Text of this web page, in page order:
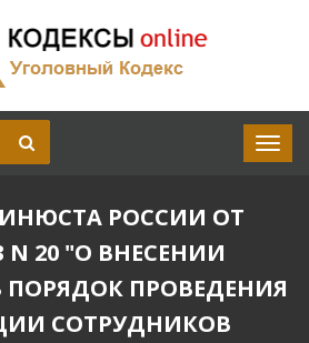
РОССИИ ОТ
N 20 "О ВНЕСЕНИИ
ПОРЯДОК ПРОВЕДЕНИЯ
СОТРУДНИКОВ